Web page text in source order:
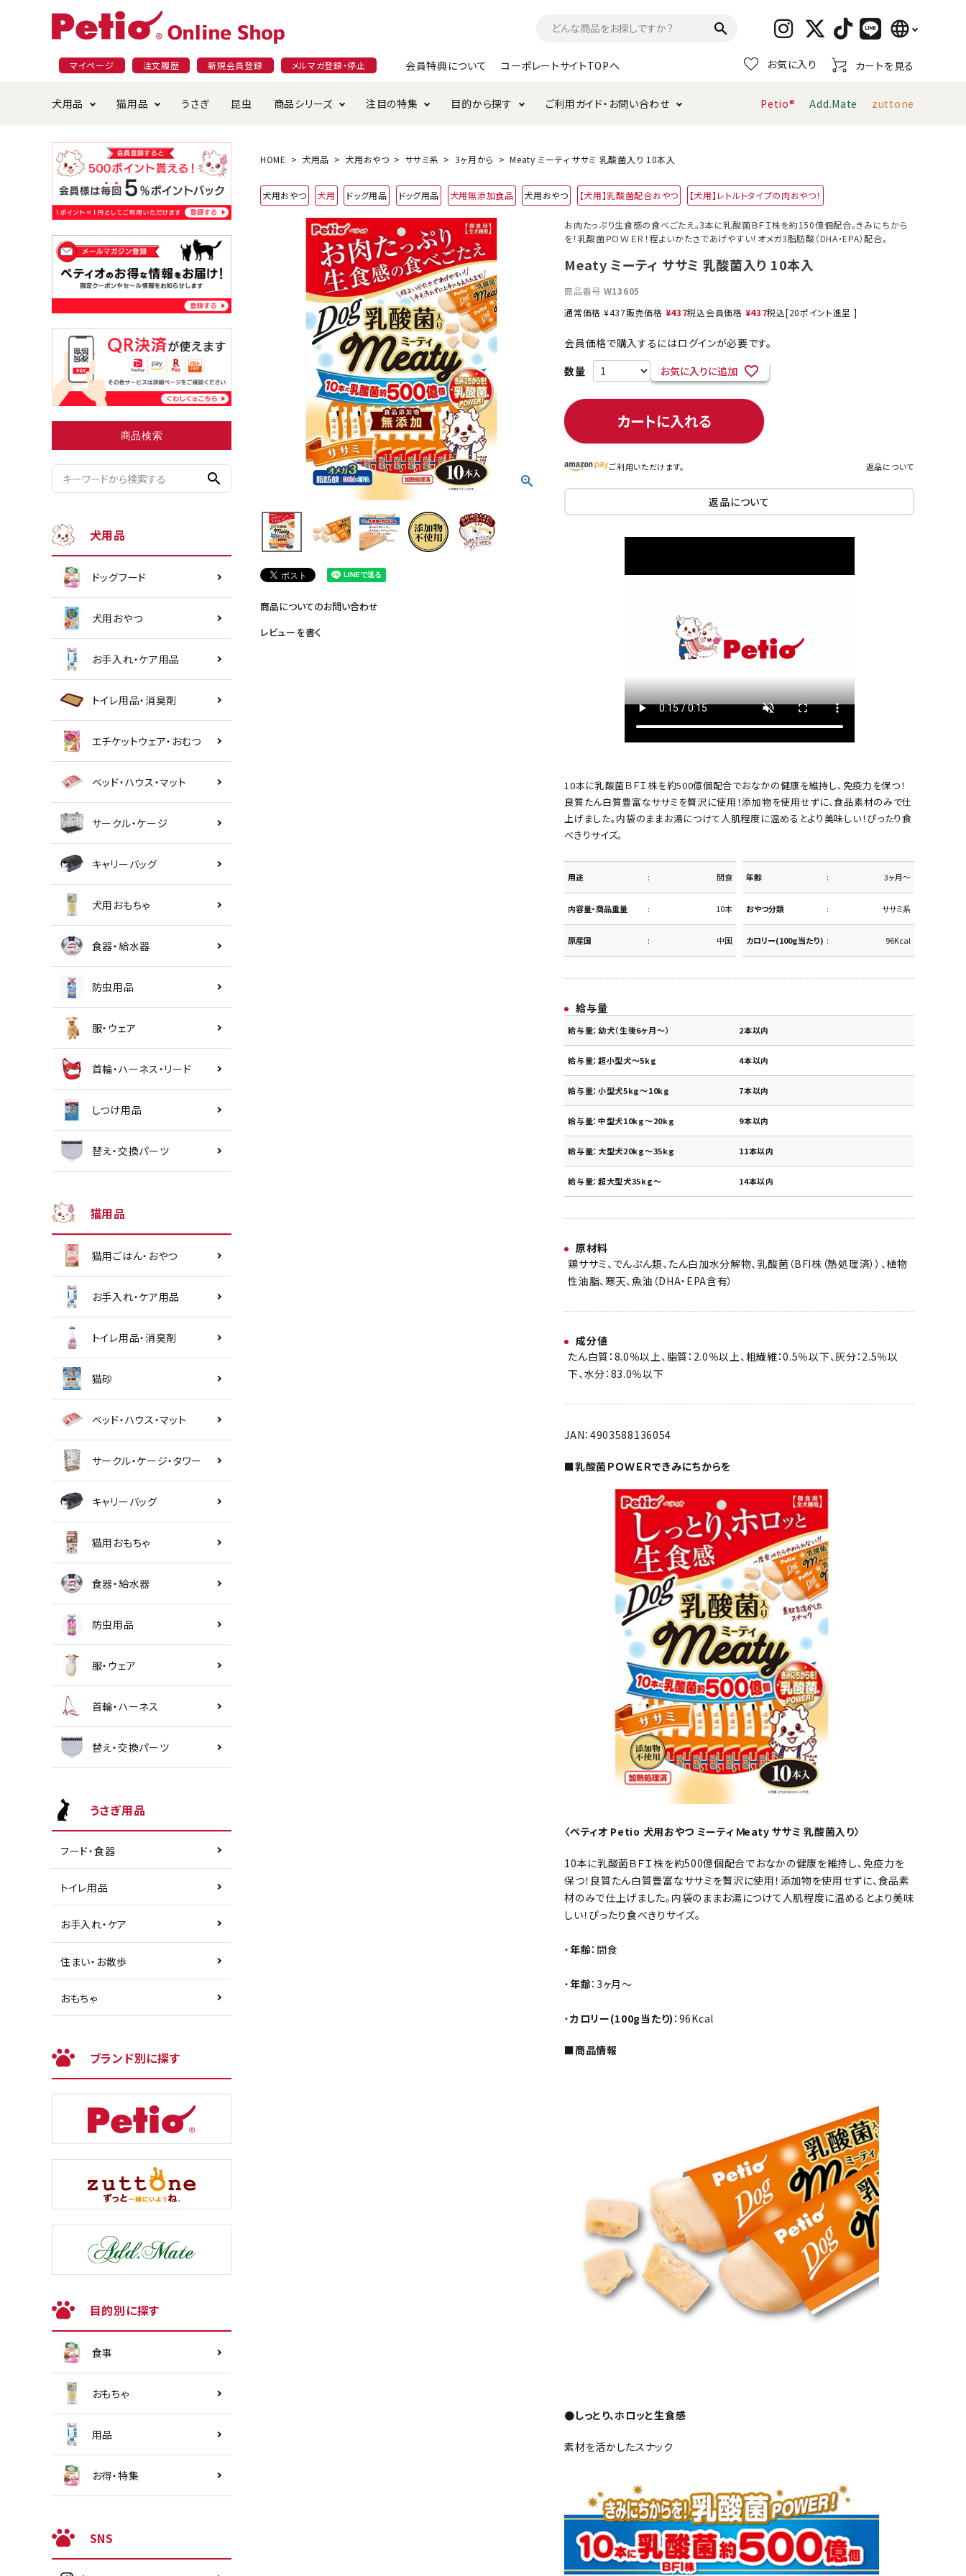
search language
日本語
English
マイページ 注文履歴 新規会員登録 メルマガ登録・停止 会員特典について コーポレートサイトTOPへ お気に入り カートを見る
犬用品
ドッグフード おやつ お手入れ・ケア用品
ペットシーツ ベッド・ハウス・マット サークル・ケージ キャリーバッグ
おもちゃ 食器・給水器 服・ウェア
首輪・ハーネス・リード しつけ用品 替え・交換パーツ
猫用品
ごはん・おやつ お手入れ・ケア用品 トイレタリー・消臭剤
ベッド・ハウス・マット サークル・ケージ・タワー キャリーバッグ おもちゃ
食器・給水器 防虫用品 首輪・ハーネス
替え・交換パーツ
うさぎ 昆虫 商品シリーズ
プラクト 素材そのまま 極上
注目の特集
夜のお散歩特集 無添加特集 けりぐるみ特集
目的から探す
国産フード&おやつ特集 穀物不使用のグレインフリー
じゃらして遊ぶ 引っ張って遊ぶ
またたび・元気草 夜のお散歩
小型犬にオススメ ダイエット中にオススメ まとめ買いでオトク！！
ご利用ガイド・お問い合わせ
ショッピングガイド 会員特典について ご注文方法について
返品・交換について オンラインショップ利用規約
Petio® Add.Mate zuttone
商品検索
search
犬用品
ドッグフード
犬用おやつ
お手入れ・ケア用品
トイレ用品・消臭剤
エチケットウェア・おむつ
ベッド・ハウス・マット
サークル・ケージ
キャリーバッグ
犬用おもちゃ
食器・給水器
防虫用品
服・ウェア
首輪・ハーネス・リード
しつけ用品
替え・交換パーツ
猫用品
猫用ごはん・おやつ
お手入れ・ケア用品
トイレ用品・消臭剤
猫砂
ベッド・ハウス・マット
サークル・ケージ・タワー
キャリーバッグ
猫用おもちゃ
食器・給水器
防虫用品
服・ウェア
首輪・ハーネス
替え・交換パーツ
うさぎ用品
フード・食器
トイレ用品
お手入れ・ケア
住まい・お散歩
おもちゃ
ブランド別に探す
目的別に探す
食事
おもちゃ
用品
お得・特集
SNS
HOME 犬用品 犬用おやつ ササミ系 3ヶ月から Meaty ミーティ ササミ 乳酸菌入り 10本入
犬用おやつ 犬用 ドッグ用品 ドッグ用品 犬用無添加食品 犬用おやつ 【犬用】乳酸菌配合おやつ 【犬用】レトルトタイプの肉おやつ！
商品についてのお問い合わせ
レビューを書く
お肉たっぷり生食感の食べごたえ。3本に乳酸菌ＢＦＩ株を約150億個配合。きみにちから
を！乳酸菌ＰＯＷＥＲ！程よいかたさであげやすい！オメガ3脂肪酸（DHA・EPA）配合。
Meaty ミーティ ササミ 乳酸菌入り 10本入
商品番号 W13605
通常価格 ¥437販売価格 ¥437税込会員価格 ¥437税込[20ポイント進呈 ]
会員価格で購入するにはログインが必要です。
お気に入りに追加
カートに入れる
ご利用いただけます。 返品について
返品について
10本に乳酸菌ＢＦＩ株を約500億個配合でおなかの健康を維持し、免疫力を保つ！
良質たん白質豊富なササミを贅沢に使用！添加物を使用せずに、食品素材のみで仕
上げました。内袋のままお湯につけて人肌程度に温めるとより美味しい！ぴったり食
べきりサイズ。
用途 間食 年齢 3ヶ月～
内容量・商品重量 10本 おやつ分類 ササミ系
原産国 中国 カロリー(100g当たり) 96Kcal
給与量
給与量：幼犬（生後6ヶ月～） 2本以内
給与量：超小型犬～5kg 4本以内
給与量：小型犬5kg～10kg 7本以内
給与量：中型犬10kg～20kg 9本以内
給与量：大型犬20kg～35kg 11本以内
給与量：超大型犬35kg～ 14本以内
原材料
鶏ササミ、でんぷん類、たん白加水分解物、乳酸菌（BFI株（熱処理済））、植物
性油脂、寒天、魚油（DHA・EPA含有）
成分値
たん白質：8.0％以上、脂質：2.0％以上、粗繊維：0.5％以下、灰分：2.5％以
下、水分：83.0％以下
JAN：4903588136054
■乳酸菌ＰＯＷＥＲできみにちからを
〈ペティオ Petio 犬用おやつ ミーティ Ｍeaty ササミ 乳酸菌入り〉
10本に乳酸菌ＢＦＩ株を約500億個配合でおなかの健康を維持し、免疫力を
保つ！良質たん白質豊富なササミを贅沢に使用！添加物を使用せずに、食品素
材のみで仕上げました。内袋のままお湯につけて人肌程度に温めるとより美味
しい！ぴったり食べきりサイズ。
・年齢：間食
・年齢：3ヶ月～
・カロリー(100g当たり) ：96Kcal
■商品情報
●しっとり、ホロッと生食感
素材を活かしたスナック